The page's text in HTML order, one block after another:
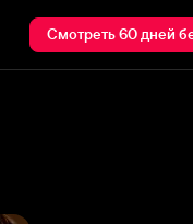
Смотреть 60 дней